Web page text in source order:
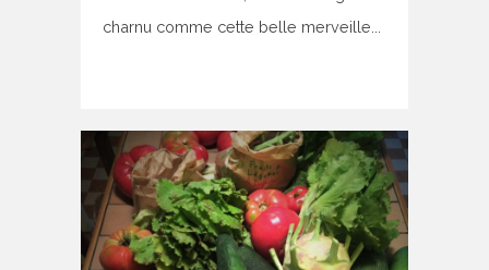
charnu comme cette belle merveille...